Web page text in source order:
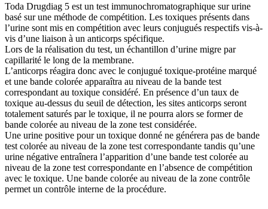
Toda Drugdiag 5 est un test immunochromatographique sur urine
basé sur une méthode de compétition. Les toxiques présents dans
l’urine sont mis en compétition avec leurs conjugués respectifs vis-à-
vis d’une liaison à un anticorps spécifique.
Lors de la réalisation du test, un échantillon d’urine migre par
capillarité le long de la membrane.
L’anticorps réagira donc avec le conjugué toxique-protéine marqué
et une bande colorée apparaîtra au niveau de la bande test
correspondant au toxique considéré. En présence d’un taux de
toxique au-dessus du seuil de détection, les sites anticorps seront
totalement saturés par le toxique, il ne pourra alors se former de
bande colorée au niveau de la zone test considérée.
Une urine positive pour un toxique donné ne générera pas de bande
test colorée au niveau de la zone test correspondante tandis qu’une
urine négative entraînera l’apparition d’une bande test colorée au
niveau de la zone test correspondante en l’absence de compétition
avec le toxique. Une bande colorée au niveau de la zone contrôle
permet un contrôle interne de la procédure.